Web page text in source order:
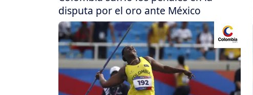
disputa por el oro ante México